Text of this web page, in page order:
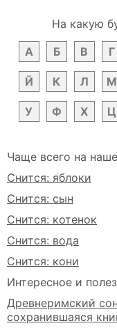
На какую
А
Б В Г
Й К Л М
У Ф Х Ц
Чаще всего на
Снится: яблоки
Снится: сын
Снится: котенок
Снится: вода
Снится: кони
Интересное и
Древнеримский
сохранившаяся